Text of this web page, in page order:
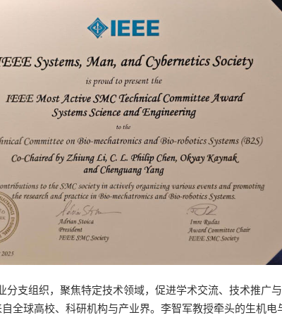
分支组织，聚焦特定技术领域，促进学术交流、技术推广
全球高校、科研机构与产业界。李智军教授牵头的生机